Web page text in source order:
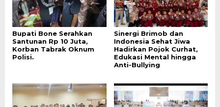
Bupati Bone Serahkan
Santunan Rp 10 Juta,
Korban Tabrak Oknum
Polisi.
Sinergi Brimob dan
Indonesia Sehat Jiwa
Hadirkan Pojok Curhat,
Edukasi Mental hingga
Anti-Bullying